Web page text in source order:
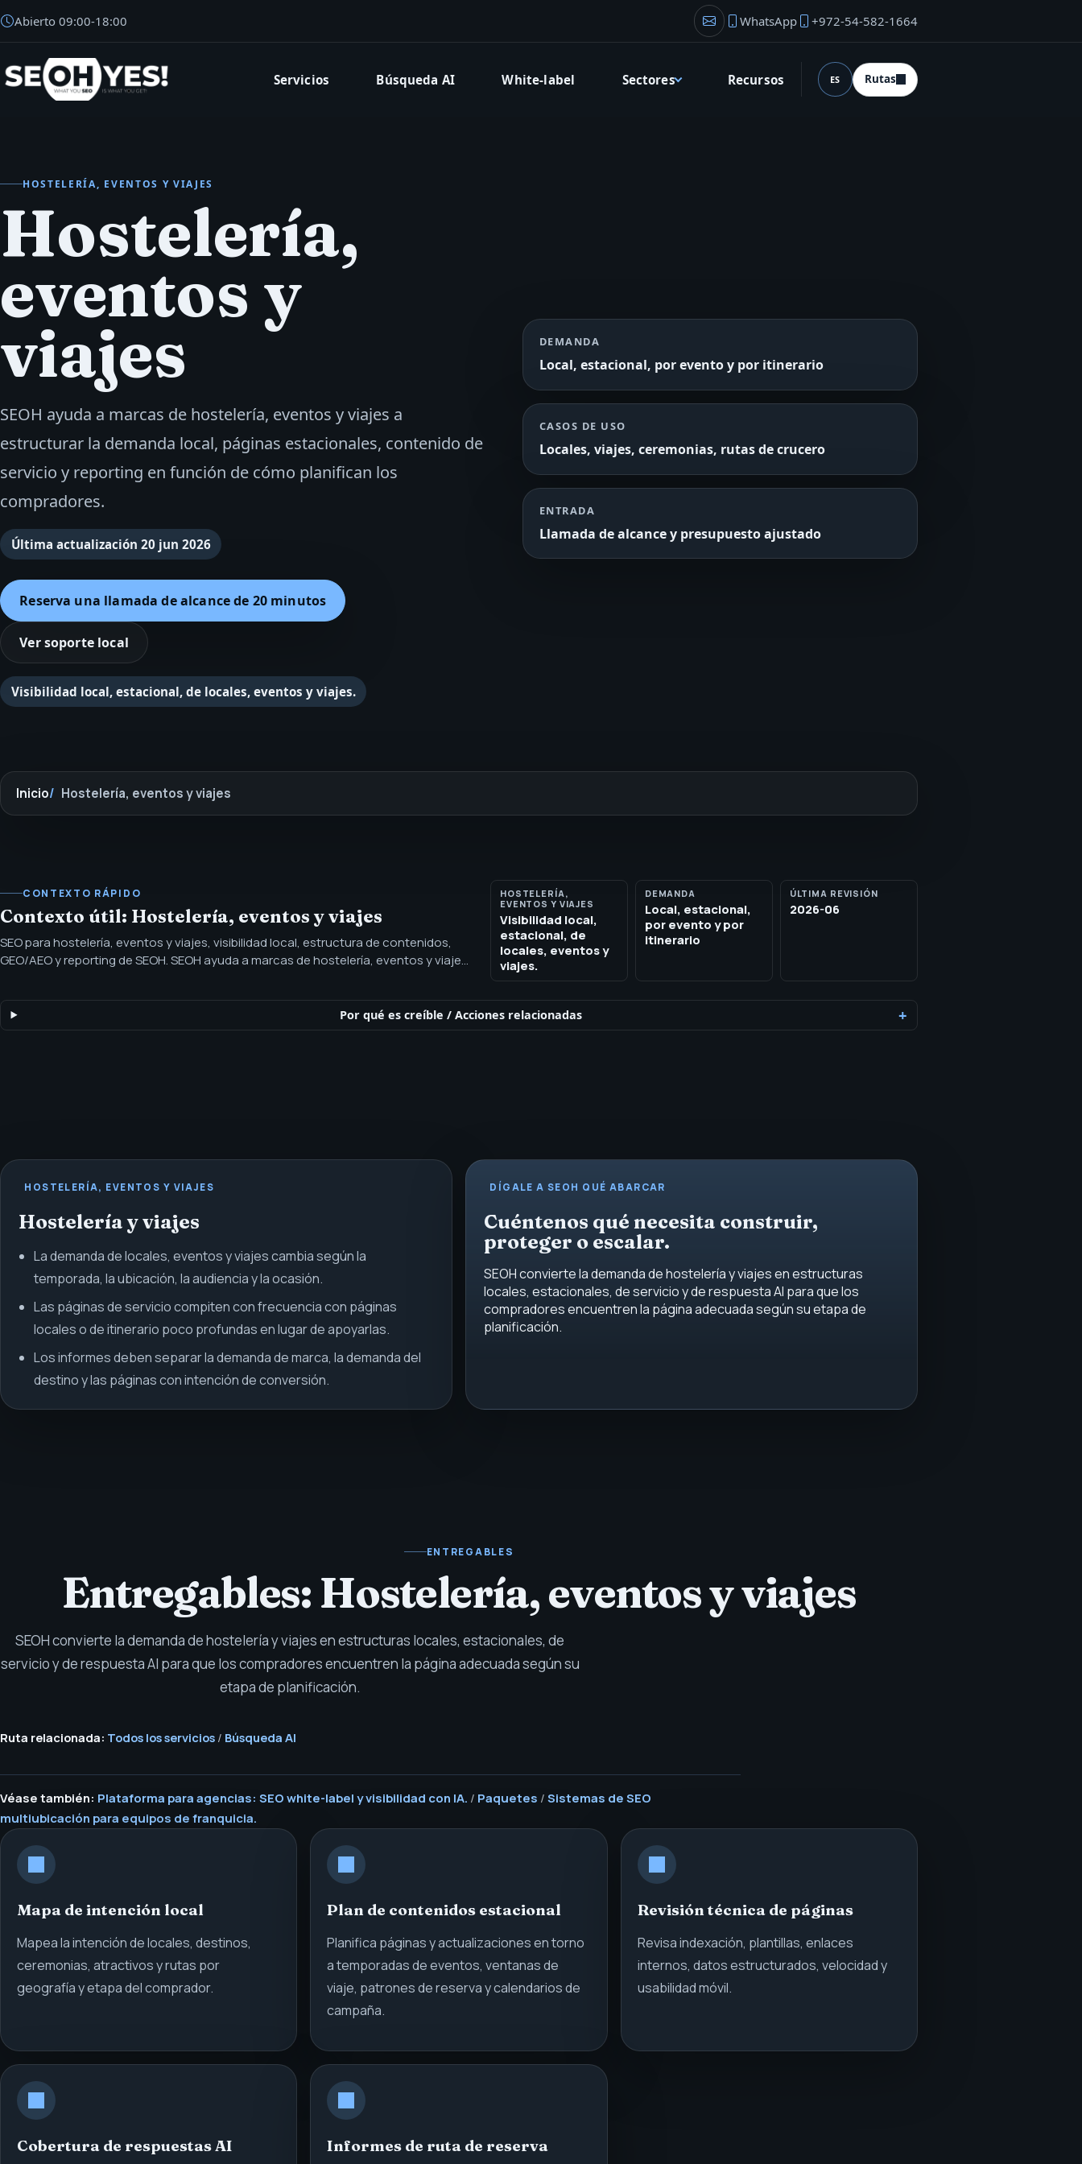
Abierto09:00-18:00 Correo del fundador
WhatsApp +972-54-582-1664
SEOH Servicios Búsqueda AI White-label Sectores Recursos Idioma (desktop)
ES Rutas
HOSTELERÍA, EVENTOS Y VIAJES
Hostelería,
eventos y
viajes
SEOH ayuda a marcas de hostelería, eventos y viajes a
estructurar la demanda local, páginas estacionales, contenido de
servicio y reporting en función de cómo planifican los
compradores.
Última actualización 20 jun 2026
Reserva una llamada de alcance de 20 minutos
Ver soporte local
Visibilidad local, estacional, de locales, eventos y viajes.
DEMANDA
Local, estacional, por evento y por itinerario
CASOS DE USO
Locales, viajes, ceremonias, rutas de crucero
ENTRADA
Llamada de alcance y presupuesto ajustado
Inicio Hostelería, eventos y viajes
CONTEXTO RÁPIDO
Contexto útil: Hostelería, eventos y viajes
SEO para hostelería, eventos y viajes, visibilidad local, estructura de contenidos,
GEO/AEO y reporting de SEOH. SEOH ayuda a marcas de hostelería, eventos y viajes
HOSTELERÍA,
EVENTOS Y VIAJES
Visibilidad local,
estacional, de
locales, eventos y
viajes.
DEMANDA
Local, estacional,
por evento y por
itinerario
ÚLTIMA REVISIÓN
2026-06
Por qué es creíble / Acciones relacionadas
HOSTELERÍA, EVENTOS Y VIAJES
Hostelería y viajes
La demanda de locales, eventos y viajes cambia según la
temporada, la ubicación, la audiencia y la ocasión.
Las páginas de servicio compiten con frecuencia con páginas
locales o de itinerario poco profundas en lugar de apoyarlas.
Los informes deben separar la demanda de marca, la demanda del
destino y las páginas con intención de conversión.
DÍGALE A SEOH QUÉ ABARCAR
Cuéntenos qué necesita construir,
proteger o escalar.
SEOH convierte la demanda de hostelería y viajes en estructuras
locales, estacionales, de servicio y de respuesta AI para que los
compradores encuentren la página adecuada según su etapa de
planificación.
ENTREGABLES
Entregables: Hostelería, eventos y viajes
SEOH convierte la demanda de hostelería y viajes en estructuras locales, estacionales, de
servicio y de respuesta AI para que los compradores encuentren la página adecuada según su
etapa de planificación.
Ruta relacionada: Todos los servicios / Búsqueda AI
Véase también: Plataforma para agencias: SEO white-label y visibilidad con IA. / Paquetes / Sistemas de SEO
multiubicación para equipos de franquicia.
Mapa de intención local
Mapea la intención de locales, destinos,
ceremonias, atractivos y rutas por
geografía y etapa del comprador.
Plan de contenidos estacional
Planifica páginas y actualizaciones en torno
a temporadas de eventos, ventanas de
viaje, patrones de reserva y calendarios de
campaña.
Revisión técnica de páginas
Revisa indexación, plantillas, enlaces
internos, datos estructurados, velocidad y
usabilidad móvil.
Cobertura de respuestas AI Informes de ruta de reserva